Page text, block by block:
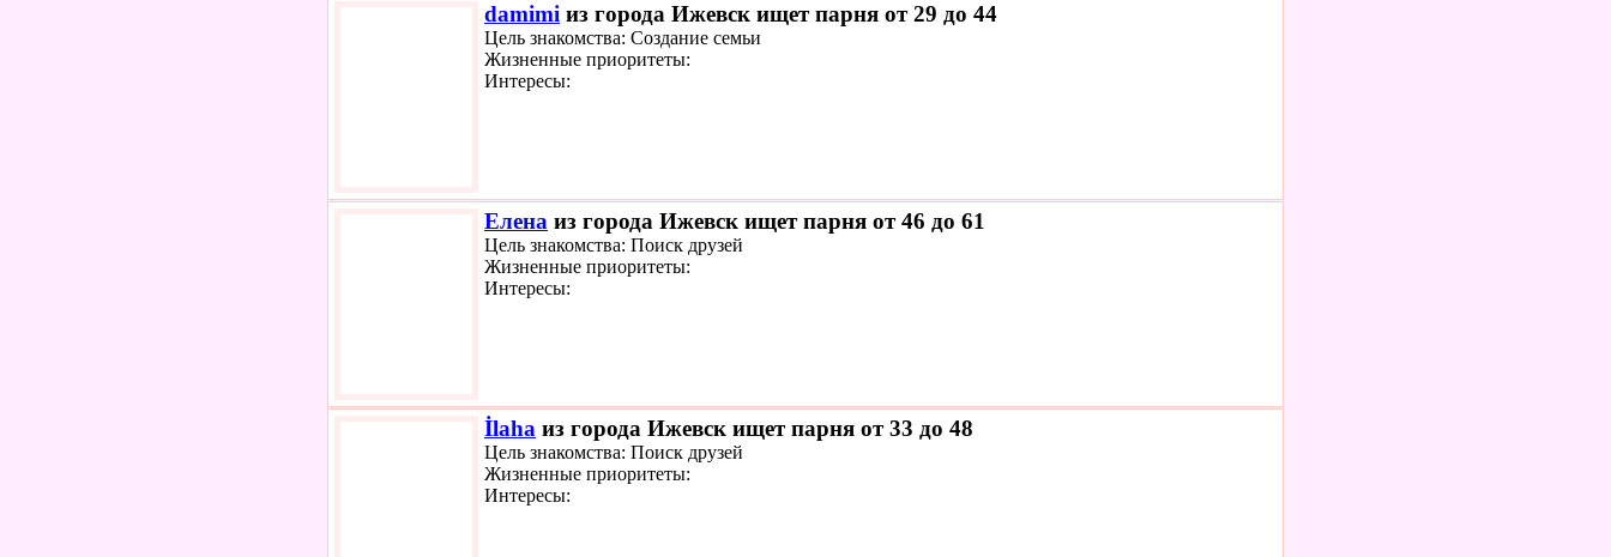
damimi из города Ижевск ищет парня от 29 до 44
Цель знакомства: Создание семьи
Жизненные приоритеты:
Интересы:
Елена из города Ижевск ищет парня от 46 до 61
Цель знакомства: Поиск друзей
Жизненные приоритеты:
Интересы:
İlaha из города Ижевск ищет парня от 33 до 48
Цель знакомства: Поиск друзей
Жизненные приоритеты:
Интересы: